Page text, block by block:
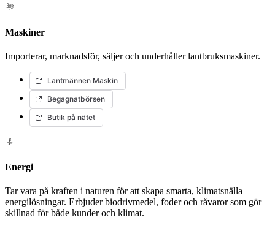
Maskiner
Importerar, marknadsför, säljer och underhåller lantbruksmaskiner.
Lantmännen Maskin
Begagnatbörsen
Butik på nätet
Energi
Tar vara på kraften i naturen för att skapa smarta, klimatsnälla
energilösningar. Erbjuder biodrivmedel, foder och råvaror som gör
skillnad för både kunder och klimat.